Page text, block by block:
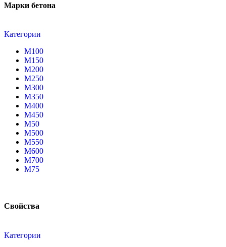
Марки бетона
Категории
М100
М150
М200
М250
М300
М350
М400
М450
М50
М500
М550
М600
М700
М75
Свойства
Категории